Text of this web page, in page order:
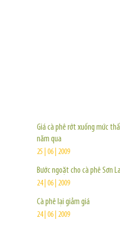
Giá cà phê rớt xuống mức
năm qua
25 | 06 | 2009
Bước ngoặt cho cà phê Sơn
24 | 06 | 2009
Cà phê lại giảm giá
24 | 06 | 2009